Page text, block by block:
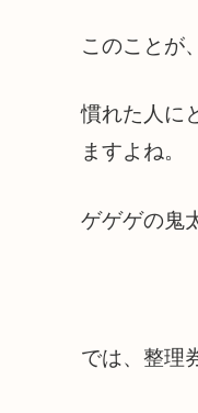
このことが
慣れた人に
ますよね。
ゲゲゲの鬼
では、整理